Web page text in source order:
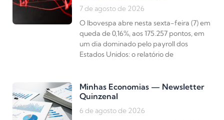
7 de agosto de 2026
O Ibovespa abre nesta sexta-feira (7) em
queda de 0,16%, aos 175.257 pontos, em
um dia dominado pelo payroll dos
Estados Unidos: o relatório de
Minhas Economias — Newsletter
Quinzenal
6 de agosto de 2026